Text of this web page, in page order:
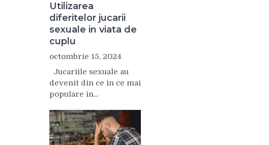
Utilizarea
diferitelor jucarii
sexuale in viata de
cuplu
octombrie 15, 2024
Jucariile sexuale au
devenit din ce in ce mai
populare in...